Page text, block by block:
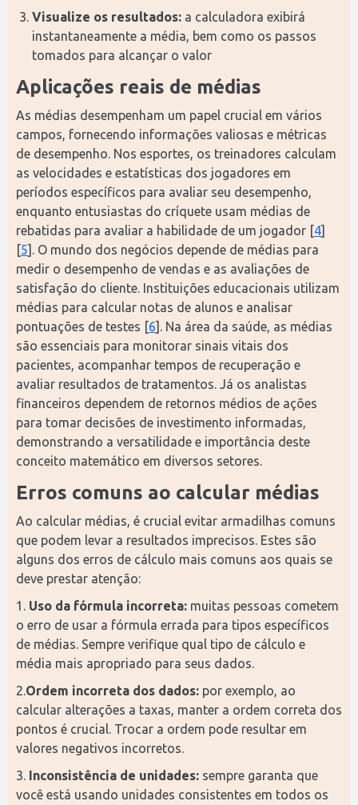
Visualize os resultados: a calculadora exibirá
instantaneamente a média, bem como os passos
tomados para alcançar o valor
Aplicações reais de médias
As médias desempenham um papel crucial em vários
campos, fornecendo informações valiosas e métricas
de desempenho. Nos esportes, os treinadores calculam
as velocidades e estatísticas dos jogadores em
períodos específicos para avaliar seu desempenho,
enquanto entusiastas do críquete usam médias de
rebatidas para avaliar a habilidade de um jogador [4]
[5]. O mundo dos negócios depende de médias para
medir o desempenho de vendas e as avaliações de
satisfação do cliente. Instituições educacionais utilizam
médias para calcular notas de alunos e analisar
pontuações de testes [6]. Na área da saúde, as médias
são essenciais para monitorar sinais vitais dos
pacientes, acompanhar tempos de recuperação e
avaliar resultados de tratamentos. Já os analistas
financeiros dependem de retornos médios de ações
para tomar decisões de investimento informadas,
demonstrando a versatilidade e importância deste
conceito matemático em diversos setores.
Erros comuns ao calcular médias
Ao calcular médias, é crucial evitar armadilhas comuns
que podem levar a resultados imprecisos. Estes são
alguns dos erros de cálculo mais comuns aos quais se
deve prestar atenção:
1. Uso da fórmula incorreta: muitas pessoas cometem
o erro de usar a fórmula errada para tipos específicos
de médias. Sempre verifique qual tipo de cálculo e
média mais apropriado para seus dados.
2.Ordem incorreta dos dados: por exemplo, ao
calcular alterações a taxas, manter a ordem correta dos
pontos é crucial. Trocar a ordem pode resultar em
valores negativos incorretos.
3. Inconsistência de unidades: sempre garanta que
você está usando unidades consistentes em todos os